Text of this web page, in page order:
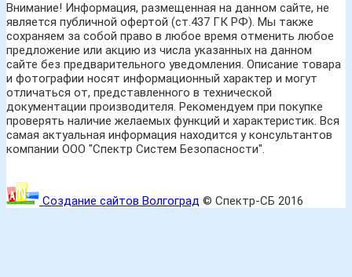
Внимание! Информация, размещенная на данном сайте, не
является публичной офертой (ст.437 ГК РФ). Мы также
сохраняем за собой право в любое время отменить любое
предложение или акцию из числа указанных на данном
сайте без предварительного уведомления. Описание товара
и фотографии носят информационный характер и могут
отличаться от, представленного в технической
документации производителя. Рекомендуем при покупке
проверять наличие желаемых функций и характеристик. Вся
самая актуальная информация находится у консультантов
компании ООО "Спектр Систем Безопасности".
Создание сайтов Волгоград © Спектр-СБ 2016